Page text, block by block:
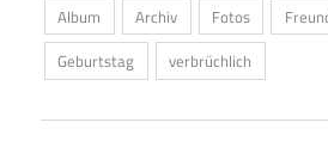
Album Archiv Fotos
Geburtstag
verbrüchlich